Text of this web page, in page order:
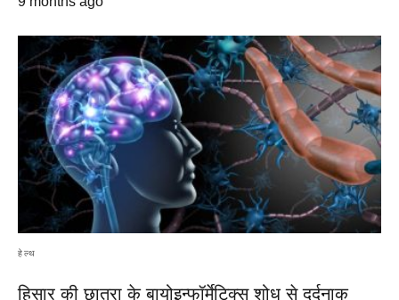
हेल्थ
हिसार की छात्रा के बायोइन्फॉर्मेटिक्स शोध से दर्दनाक